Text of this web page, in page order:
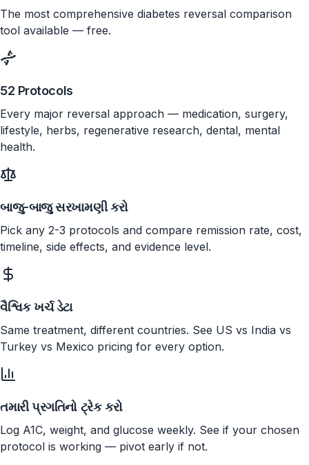
The most comprehensive diabetes reversal comparison
tool available — free.
52 Protocols
Every major reversal approach — medication, surgery,
lifestyle, herbs, regenerative research, dental, mental
health.
બાજુ-બાજુ સરખામણી કરો
Pick any 2-3 protocols and compare remission rate, cost,
timeline, side effects, and evidence level.
વૈશ્વિક ખર્ચ ડેટા
Same treatment, different countries. See US vs India vs
Turkey vs Mexico pricing for every option.
તમારી પ્રગતિનો ટ્રેક કરો
Log A1C, weight, and glucose weekly. See if your chosen
protocol is working — pivot early if not.